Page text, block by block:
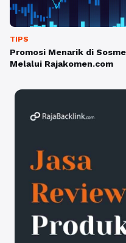
TIPS
Promosi Menarik di
Melalui Rajakomen.com